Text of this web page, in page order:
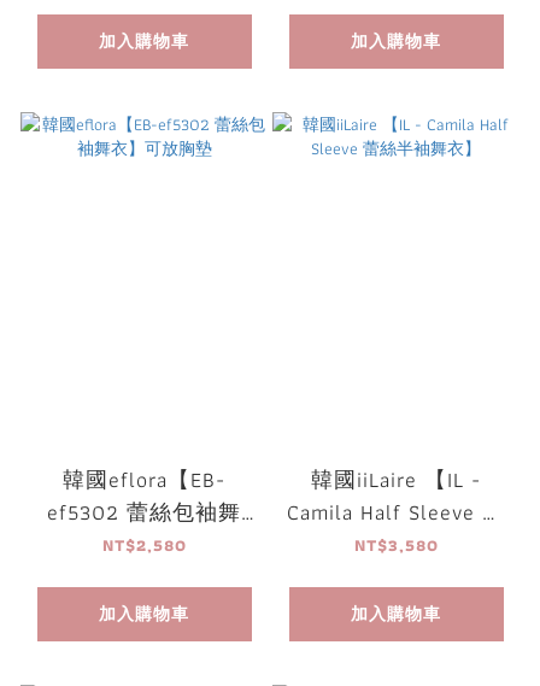
加入購物車 加入購物車
韓國eflora【EB-
ef5302 蕾絲包袖舞
衣】可放胸墊
NT$2,580
加入購物車
韓國iiLaire 【IL -
Camila Half Sleeve 蕾
絲半袖舞衣】
NT$3,580
加入購物車